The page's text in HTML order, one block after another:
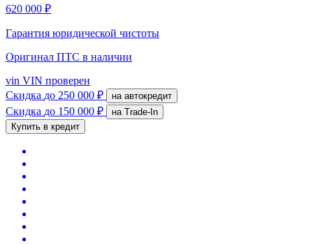
620 000 ₽
Гарантия юридической чистоты
Оригинал ПТС в наличии
vin VIN проверен
Скидка до 250 000 ₽ на автокредит
Скидка до 150 000 ₽
на Trade-In
Купить в кредит